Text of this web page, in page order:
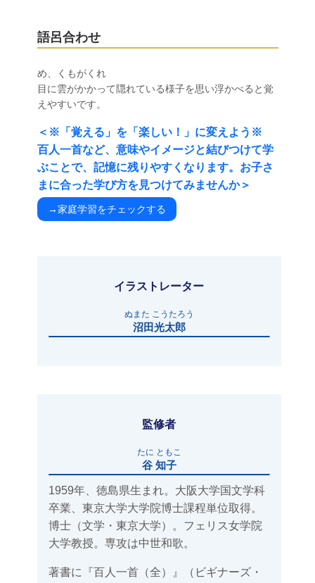
語呂合わせ
め、くもがくれ
目に雲がかかって隠れている様子を思い浮かべると覚
えやすいです。
＜※「覚える」を「楽しい！」に変えよう※
百人一首など、意味やイメージと結びつけて学
ぶことで、記憶に残りやすくなります。お子さ
まに合った学び方を見つけてみませんか＞
→家庭学習をチェックする
イラストレーター
沼田光太郎
ぬまた こうたろう
監修者
谷 知子
たに ともこ
1959年、徳島県生まれ。大阪大学国文学科
卒業、東京大学大学院博士課程単位取得。
博士（文学・東京大学）。フェリス女学院
大学教授。専攻は中世和歌。
著書に『百人一首（全）』（ビギナーズ・